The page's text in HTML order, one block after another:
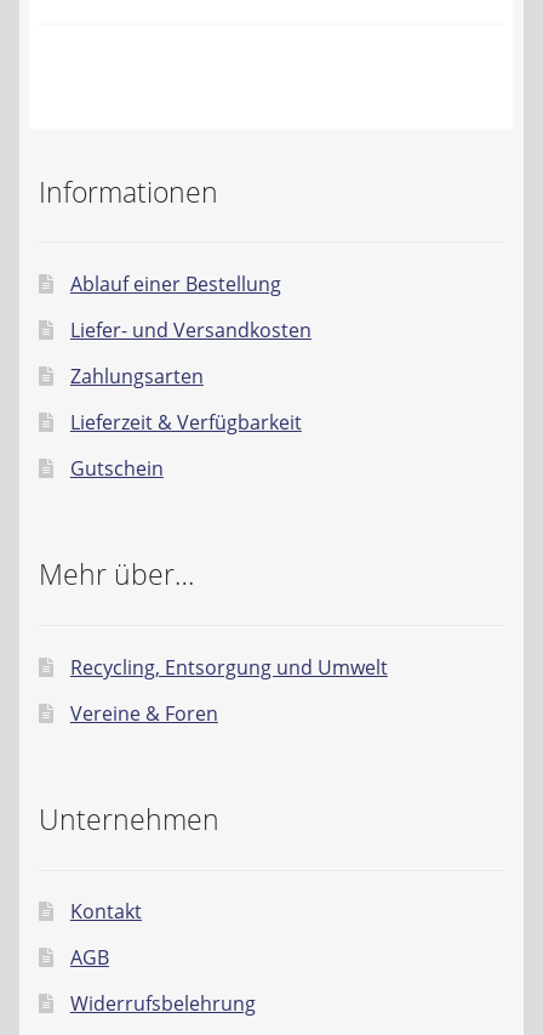
Datenschutzerklärung
Impressum
Informationen
Ablauf einer Bestellung
Liefer- und Versandkosten
Zahlungsarten
Lieferzeit & Verfügbarkeit
Gutschein
Mehr über…
Recycling, Entsorgung und Umwelt
Vereine & Foren
Unternehmen
Kontakt
AGB
Widerrufsbelehrung